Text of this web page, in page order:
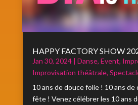
HAPPY FACTORY SHOW
Jan 30, 2024| Danse, Event,
Improvisation théâtrale,
10 ans de douce folie ! 10 ans de
fête ! Venez célébrer les 10 ans